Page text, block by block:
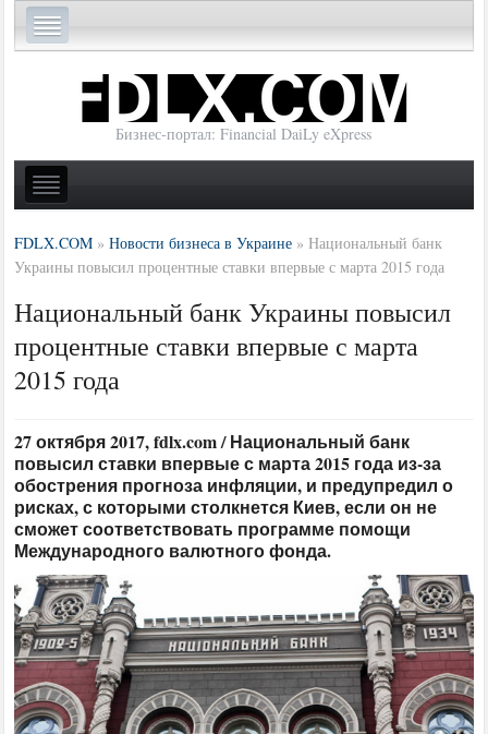
Бизнес-портал: Financial DaiLy eXpress
FDLX.COM »Новости бизнеса в Украине »Национальный банк
Украины повысил процентные ставки впервые с марта 2015 года
Национальный банк Украины повысил
процентные ставки впервые с марта
2015 года
27 октября 2017, fdlx.com / Национальный банк
повысил ставки впервые с марта 2015 года из-за
обострения прогноза инфляции, и предупредил о
рисках, с которыми столкнется Киев, если он не
сможет соответствовать программе помощи
Международного валютного фонда.